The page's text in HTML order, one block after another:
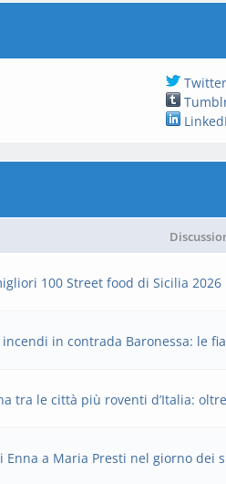
Twitter
100 Street food di Sicilia
incendi in contrada Baronessa: le
tra le città più roventi d’Italia:
Enna a Maria Presti nel giorno dei